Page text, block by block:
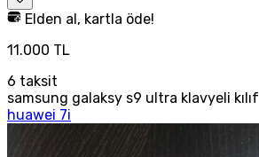
Elden al, kartla öde!
11.000 TL
6 taksit
samsung galaksy s9 ultra klavyeli kılıf
huawei 7i